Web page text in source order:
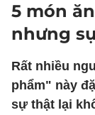
5 món
nhưng
Rất nhiều
phẩm" này
sự thật lại